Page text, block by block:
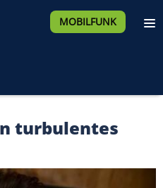
MOBILFUNK
turbulentes